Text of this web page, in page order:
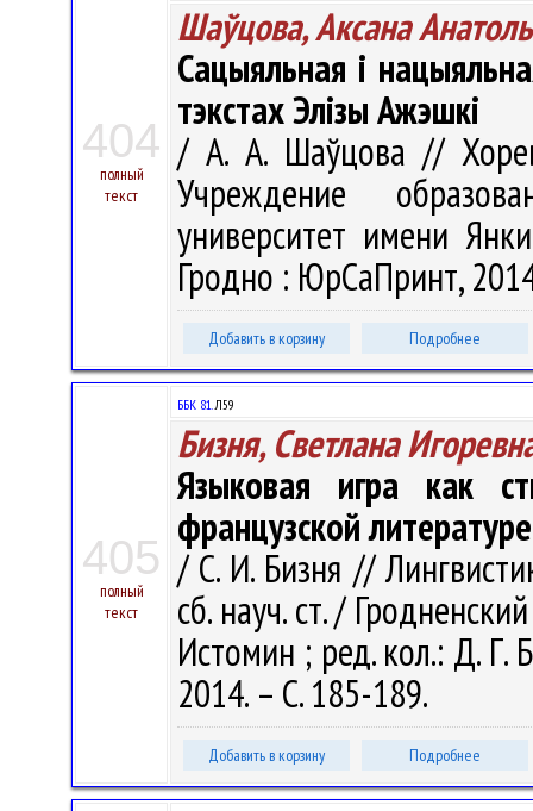
404
полный
текст
Шаўцова, Аксана
Сацыяльная і
тэкстах Элізы Ажэшкі
/ А. А. Шаўцова //
Учреждение
университет имени
Гродно : ЮрСаПринт,
Добавить в корзину Подробнее
405
полный
текст
ББК 81.Л59
Бизня, Светлана
Языковая игра как
французской литературе
/ С. И. Бизня //
сб. науч. ст. /
Истомин ; ред. кол.: Д.
2014. – С. 185-189.
Добавить в корзину Подробнее